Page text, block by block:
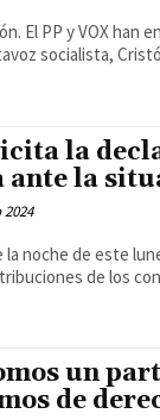
El PP y VOX han
socialista,
la
la
la noche de este
un
de